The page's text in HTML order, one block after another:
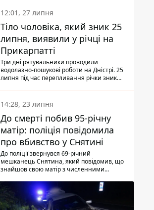
Також травми отримала водійка
автомобіля.
12:01, 27 липня
Тіло чоловіка, який зник 25
липня, виявили у річці на
Прикарпатті
Три дні рятувальники проводили
водолазно-пошукові роботи на Дністрі. 25
липня під час перепливання річки зник
виявили тіло.
14:28, 23 липня
До смерті побив 95-річну
матір: поліція повідомила
про вбивство у Снятині
До поліції звернувся 69-річний
мешканець Снятина, який повідомив, що
знайшов свою матір з численними
з'ясували правоохоронці, ці травми жінці
наніс її син.